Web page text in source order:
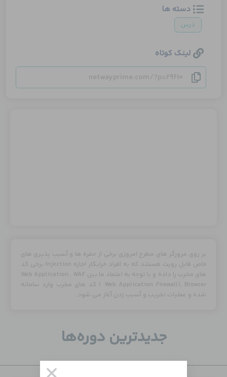
بر روی مرورگر های مطرح امروزی برخی از حفره ها و آسیب پذیری های
خاص قابل رویت هستند که به افراد خرابکار اجازه Injection برخی کد
های مخرب را داده و با توجه به اعتماد ما بین Web Application , WAF
( Web Application Firewall), Browser کد های مخرب وارد سامانه
شده و عملیات تخریب و آسیب زدن آغاز می شود.
دسته ها
درس
لینک کوتاه
netwayprime.com/?p=29610
جدید‌ترین دوره‌ها